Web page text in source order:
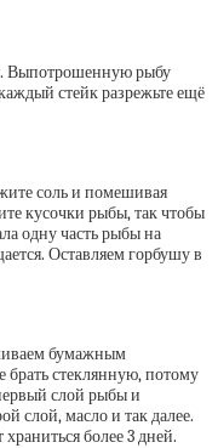
Выпотрошенную рыбу
стейк разрежьте ещё
соль и помешивая
кусочки рыбы, так чтобы
одну часть рыбы на
Оставляем горбушу в
бумажным
стеклянную, потому
слой рыбы и
слой, масло и так далее.
более 3 дней.